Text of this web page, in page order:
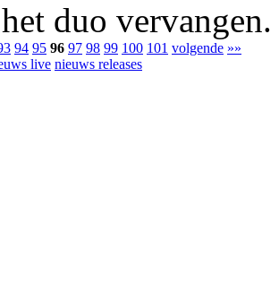
duo vervangen.
94 95 96 97 98 99 100 101 volgende »»
live nieuws releases